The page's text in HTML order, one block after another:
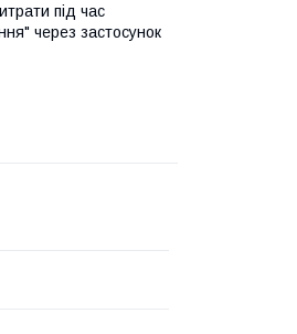
під час
через застосунок